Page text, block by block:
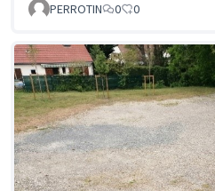
PERROTIN
0 0